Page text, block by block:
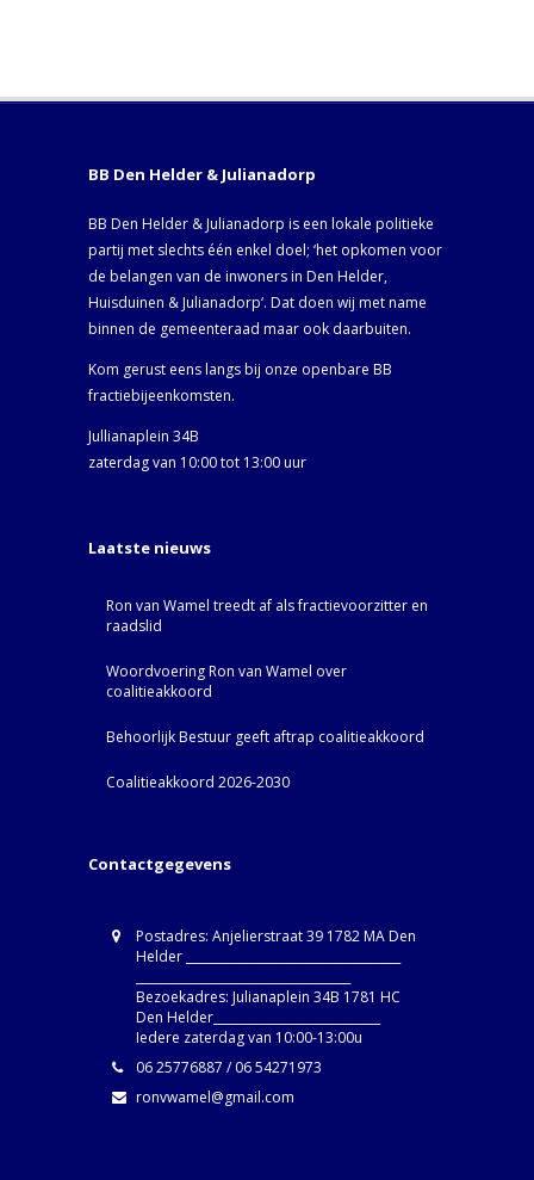
BB Den Helder & Julianadorp
BB Den Helder & Julianadorp is een lokale politieke
partij met slechts één enkel doel; ‘het opkomen voor
de belangen van de inwoners in Den Helder,
Huisduinen & Julianadorp‘. Dat doen wij met name
binnen de gemeenteraad maar ook daarbuiten.
Kom gerust eens langs bij onze openbare BB
fractiebijeenkomsten.
Jullianaplein 34B
zaterdag van 10:00 tot 13:00 uur
Laatste nieuws
Ron van Wamel treedt af als fractievoorzitter en
raadslid
Woordvoering Ron van Wamel over
coalitieakkoord
Behoorlijk Bestuur geeft aftrap coalitieakkoord
Coalitieakkoord 2026-2030
Contactgegevens
Postadres: Anjelierstraat 39 1782 MA Den
Helder ____________________________________
Bezoekadres: Julianaplein 34B 1781 HC
Den Helder____________________________
Iedere zaterdag van 10:00-13:00u
06 25776887 / 06 54271973
ronvwamel@gmail.com